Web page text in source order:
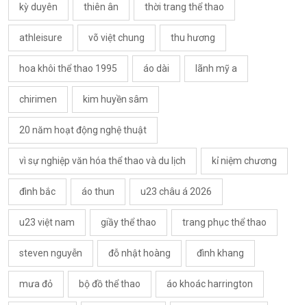
kỳ duyên thiên ân thời trang thể thao
athleisure võ việt chung thu hương
hoa khôi thể thao 1995 áo dài lãnh mỹ a
chirimen kim huyền sâm
20 năm hoạt động nghệ thuật
vì sự nghiệp văn hóa thể thao và du lịch kỉ niệm chương
đình bắc áo thun u23 châu á 2026
u23 việt nam giầy thể thao trang phục thể thao
steven nguyễn đỗ nhật hoàng đình khang
mưa đỏ bộ đồ thể thao áo khoác harrington